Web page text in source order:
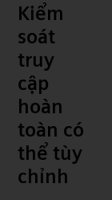
Kiểm
soát
truy
cập
hoàn
toàn có
thể tùy
chỉnh